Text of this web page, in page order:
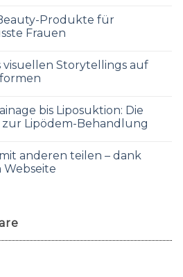
Produkte für
Frauen
visuellen Storytellings auf
bis Liposuktion: Die
zur Lipödem-Behandlung
anderen teilen – dank
Webseite